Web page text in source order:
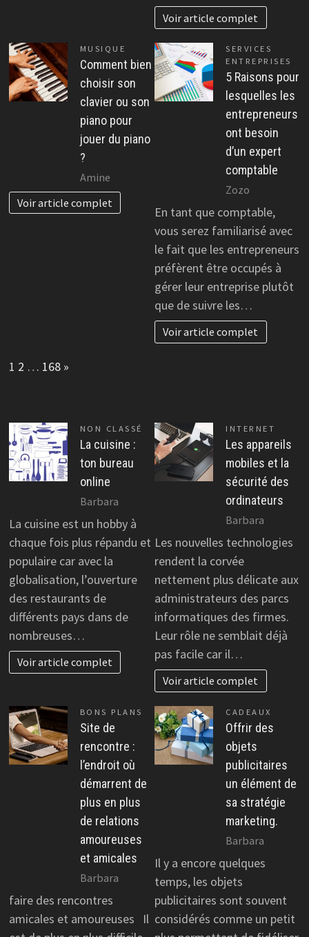
Voir article complet
MUSIQUE
Comment bien
choisir son
clavier ou son
piano pour
jouer du piano
?
Amine
Voir article complet
SERVICES
ENTREPRISES
5 Raisons pour
lesquelles les
entrepreneurs
ont besoin
d’un expert
comptable
Zozo
En tant que comptable,
vous serez familiarisé avec
le fait que les entrepreneurs
préfèrent être occupés à
gérer leur entreprise plutôt
que de suivre les…
Voir article complet
Page:
1 2 … 168 Next
»
NON CLASSÉ
La cuisine :
ton bureau
online
Barbara
La cuisine est un hobby à
chaque fois plus répandu et
populaire car avec la
globalisation, l’ouverture
des restaurants de
différents pays dans de
nombreuses…
Voir article complet
INTERNET
Les appareils
mobiles et la
sécurité des
ordinateurs
Barbara
Les nouvelles technologies
rendent la corvée
nettement plus délicate aux
administrateurs des parcs
informatiques des firmes.
Leur rôle ne semblait déjà
pas facile car il…
Voir article complet
BONS PLANS
Site de
rencontre :
l’endroit où
démarrent de
plus en plus
de relations
amoureuses
et amicales
Barbara
faire des rencontres
amicales et amoureuses Il
CADEAUX
Offrir des
objets
publicitaires
un élément de
sa stratégie
marketing.
Barbara
Il y a encore quelques
temps, les objets
publicitaires sont souvent
considérés comme un petit